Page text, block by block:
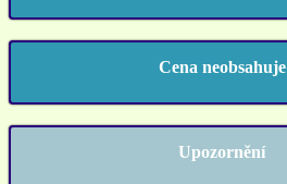
Cena neobsahuje
Upozornění